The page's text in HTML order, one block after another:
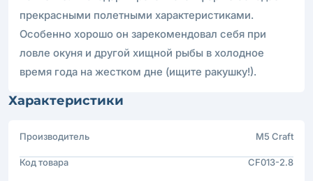
прекрасными полетными характеристиками.
Особенно хорошо он зарекомендовал себя при
ловле окуня и другой хищной рыбы в холодное
время года на жестком дне (ищите ракушку!).
Характеристики
Производитель M5 Craft
Код товара CF013-2.8